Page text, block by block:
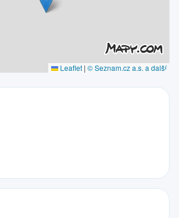
Leaflet | © Seznam.cz a.s. a další